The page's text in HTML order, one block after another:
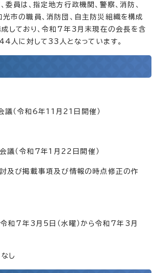
委員は、指定地方行政機関、警察、消防、
市の職員、消防団、自主防災組織を構成
しており、令和7年3月末現在の会長を含
人に対して33人となっています。
（令和6年11月21日開催）
（令和7年1月22日開催）
及び掲載事項及び情報の時点修正の作
年3月5日（水曜）から令和7年3月
し